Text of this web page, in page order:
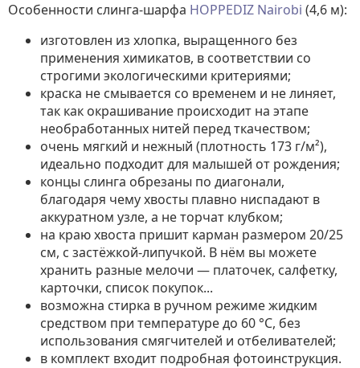
Особенности слинга-шарфа HOPPEDIZ Nairobi (4,6 м):
изготовлен из хлопка, выращенного без
применения химикатов, в соответствии со
строгими экологическими критериями;
краска не смывается со временем и не линяет,
так как окрашивание происходит на этапе
необработанных нитей перед ткачеством;
очень мягкий и нежный (плотность 173 г/м²),
идеально подходит для малышей от рождения;
концы слинга обрезаны по диагонали,
благодаря чему хвосты плавно ниспадают в
аккуратном узле, а не торчат клубком;
на краю хвоста пришит карман размером 20/25
см, с застёжкой-липучкой. В нём вы можете
хранить разные мелочи — платочек, салфетку,
карточки, список покупок...
возможна стирка в ручном режиме жидким
средством при температуре до 60 °C, без
использования смягчителей и отбеливателей;
в комплект входит подробная фотоинструкция.